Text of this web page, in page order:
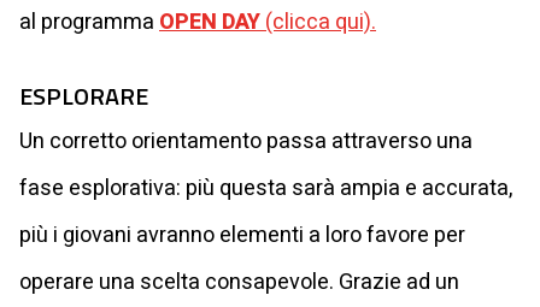
al programmaOPEN DAY(clicca qui).
ESPLORARE
Un corretto orientamento passa attraverso una
fase esplorativa: più questa sarà ampia e accurata,
più i giovani avranno elementi a loro favore per
operare una scelta consapevole. Grazie ad un